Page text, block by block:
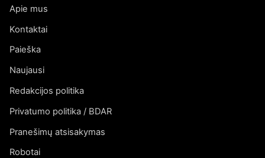
Apie mus
Kontaktai
Paieška
Naujausi
Redakcijos politika
Privatumo politika / BDAR
Pranešimų atsisakymas
Robotai